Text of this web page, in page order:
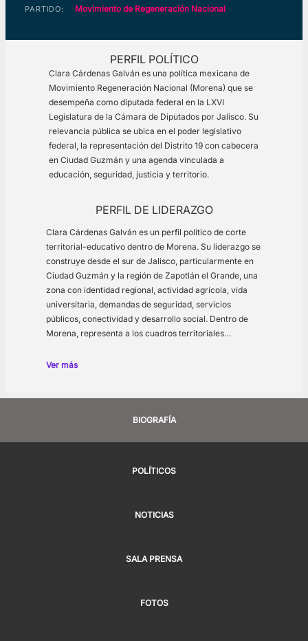
PARTIDO: Movimiento de Regeneración Nacional
PERFIL POLÍTICO
Clara Cárdenas Galván es una política mexicana de
Movimiento Regeneración Nacional (Morena) que se
desempeña como diputada federal en la LXVI
Legislatura de la Cámara de Diputados por Jalisco. Su
relevancia pública se ubica en el poder legislativo
federal, la representación del Distrito 19 con cabecera
en Ciudad Guzmán y una agenda vinculada a
educación, seguridad, justicia y territorio.
PERFIL DE LIDERAZGO
Clara Cárdenas Galván es un perfil político de corte
territorial-educativo dentro de Morena. Su liderazgo se
construye desde el sur de Jalisco, particularmente en
Ciudad Guzmán y la región de Zapotlán el Grande, una
zona con identidad regional, actividad agrícola, vida
universitaria, demandas de seguridad, servicios
públicos, conectividad y desarrollo social. Dentro de
Morena, representa a los cuadros territoriales…
Ver más
BIOGRAFÍA
POLÍTICOS
NOTICIAS
SALA PRENSA
FOTOS